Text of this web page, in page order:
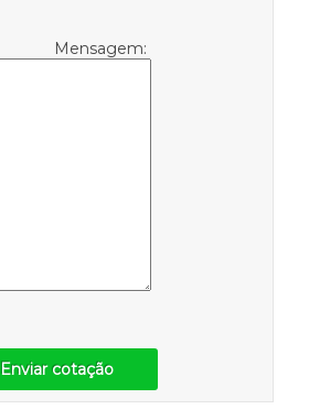
Mensagem:
Enviar cotação